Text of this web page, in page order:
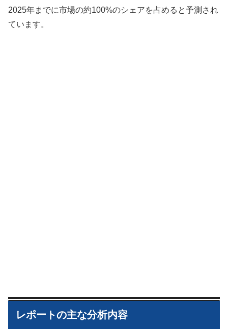
2025年までに市場の約100%のシェアを占めると予測され
ています。
レポートの主な分析内容